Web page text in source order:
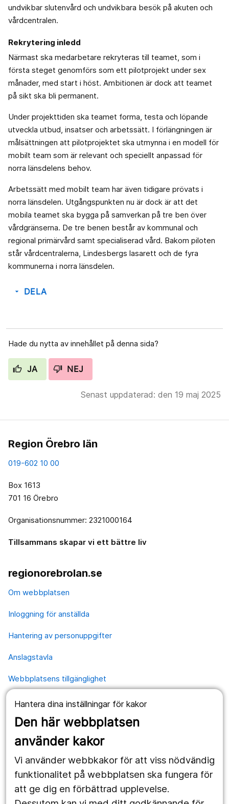
Hantera dina inställningar för kakor
Den här webbplatsen
använder kakor
Vi använder webbkakor för att viss nödvändig
funktionalitet på webbplatsen ska fungera för
att ge dig en förbättrad upplevelse.
undvikbar slutenvård och undvikbara besök på akuten och
vårdcentralen.
Rekrytering inledd
Närmast ska medarbetare rekryteras till teamet, som i
första steget genomförs som ett pilotprojekt under sex
månader, med start i höst. Ambitionen är dock att teamet
på sikt ska bli permanent.
Under projekttiden ska teamet forma, testa och löpande
utveckla utbud, insatser och arbetssätt. I förlängningen är
målsättningen att pilotprojektet ska utmynna i en modell för
mobilt team som är relevant och speciellt anpassad för
norra länsdelens behov.
Arbetssätt med mobilt team har även tidigare prövats i
norra länsdelen. Utgångspunkten nu är dock är att det
mobila teamet ska bygga på samverkan på tre ben över
vårdgränserna. De tre benen består av kommunal och
regional primärvård samt specialiserad vård. Bakom piloten
står vårdcentralerna, Lindesbergs lasarett och de fyra
kommunerna i norra länsdelen.
arrow_drop_down DELA
Hade du nytta av innehållet på denna sida?
JA NEJ
Senast uppdaterad: den 19 maj 2025
Region Örebro län
019-602 10 00
Box 1613
701 16 Örebro
Organisationsnummer: 2321000164
Tillsammans skapar vi ett bättre liv
regionorebrolan.se
Om webbplatsen
Inloggning för anställda
Hantering av personuppgifter
Anslagstavla
Webbplatsens tillgänglighet
Våra webbplatser
1177.se
Vårdgivare